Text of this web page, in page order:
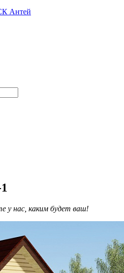
Антей
у нас, каким будет ваш!